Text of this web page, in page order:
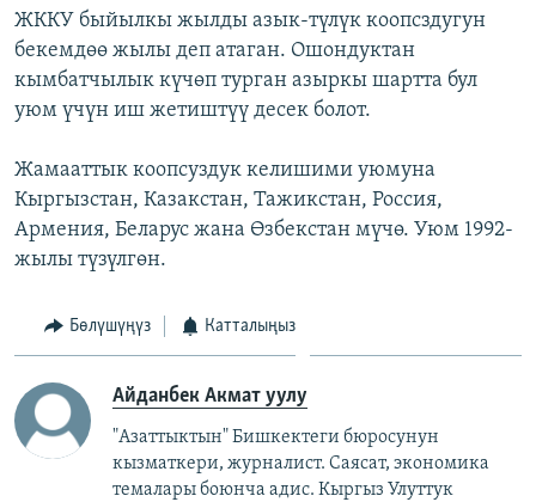
ЖККУ быйылкы жылды азык-түлүк коопсздугун
бекемдөө жылы деп атаган. Ошондуктан
кымбатчылык күчөп турган азыркы шартта бул
уюм үчүн иш жетиштүү десек болот.
Жамааттык коопсуздук келишими уюмуна
Кыргызстан, Казакстан, Тажикстан, Россия,
Армения, Беларус жана Өзбекстан мүчө. Уюм 1992-
жылы түзүлгөн.
Бөлүшүңүз Катталыңыз
Айданбек Акмат уулу
"Азаттыктын" Бишкектеги бюросунун
кызматкери, журналист. Саясат, экономика
темалары боюнча адис. Кыргыз Улуттук